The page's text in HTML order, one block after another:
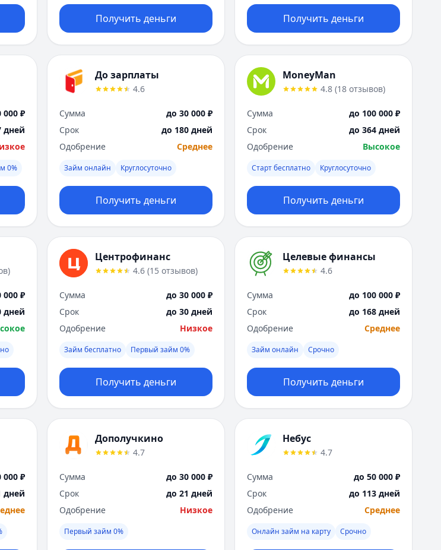
Набережные Челны
Нижний Новгород
Новокузнецк
Новосибирск
О
Омск
Оренбург
Р
Ростов-на-Дону
Рязань
С
Самара
Санкт-Петербург
Саратов
Севастополь
Томск
Тула
Тюмень
У
Ульяновск
Хабаровск
Чебоксары
Челябинск
Ярославль
Получить деньги Получить деньги
000 ₽
дней
0%
До зарплаты
4.6
Сумма
до 30 000 ₽
Срок
до 180 дней
Одобрение
Среднее
Займ онлайн Круглосуточно
Получить деньги
MoneyMan
4.8 (18 отзывов)
Сумма
до 100 000 ₽
Срок
до 364 дней
Одобрение
Высокое
Старт бесплатно Круглосуточно
Получить деньги
)
000 ₽
дней
Центрофинанс
4.6 (15 отзывов)
Сумма
до 30 000 ₽
Срок
до 30 дней
Одобрение
Низкое
Займ бесплатно Первый займ 0%
Получить деньги
Целевые финансы
4.6
Сумма
до 100 000 ₽
Срок
до 168 дней
Одобрение
Среднее
Займ онлайн Срочно
Получить деньги
000 ₽
дней
Дополучкино
4.7
Сумма
до 30 000 ₽
Срок
до 21 дней
Одобрение
Низкое
Первый займ 0%
Небус
4.7
Сумма
до 50 000 ₽
Срок
до 113 дней
Одобрение
Среднее
Онлайн займ на карту Срочно